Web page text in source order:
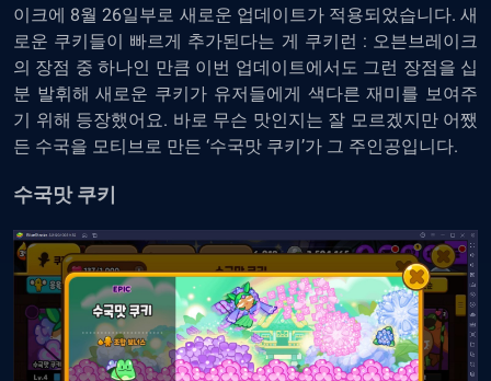
이크에 8월 26일부로 새로운 업데이트가 적용되었습니다. 새
로운 쿠키들이 빠르게 추가된다는 게 쿠키런 : 오븐브레이크
의 장점 중 하나인 만큼 이번 업데이트에서도 그런 장점을 십
분 발휘해 새로운 쿠키가 유저들에게 색다른 재미를 보여주
기 위해 등장했어요. 바로 무슨 맛인지는 잘 모르겠지만 어쨌
든 수국을 모티브로 만든 ‘수국맛 쿠키’가 그 주인공입니다.
수국맛 쿠키